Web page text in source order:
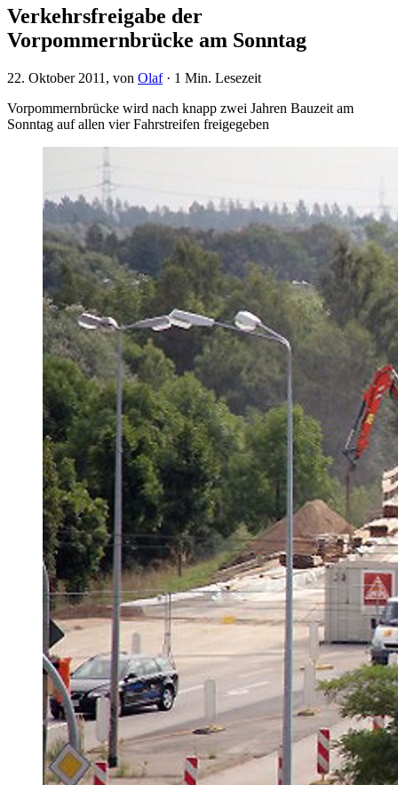
Verkehrsfreigabe der
Vorpommernbrücke am Sonntag
22. Oktober 2011 , von Olaf· 1 Min. Lesezeit
Vorpommernbrücke wird nach knapp zwei Jahren Bauzeit am
Sonntag auf allen vier Fahrstreifen freigegeben